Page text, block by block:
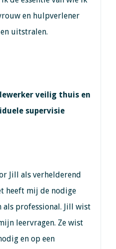
en hulpverlener
uitstralen.
veilig thuis en
supervisie
Jill als verhelderend
heeft mij de nodige
professional. Jill wist
leervragen. Ze wist
en op een